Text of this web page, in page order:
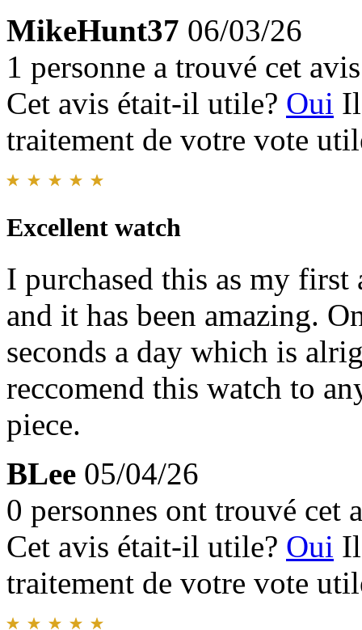
MikeHunt37 06/03/26
1 personne a trouvé cet
Cet avis était-il utile? Oui
traitement de votre vote
Excellent watch
I purchased this as my first
and it has been amazing.
seconds a day which is
reccomend this watch to
piece.
BLee 05/04/26
0 personnes ont trouvé cet
Cet avis était-il utile? Oui
traitement de votre vote